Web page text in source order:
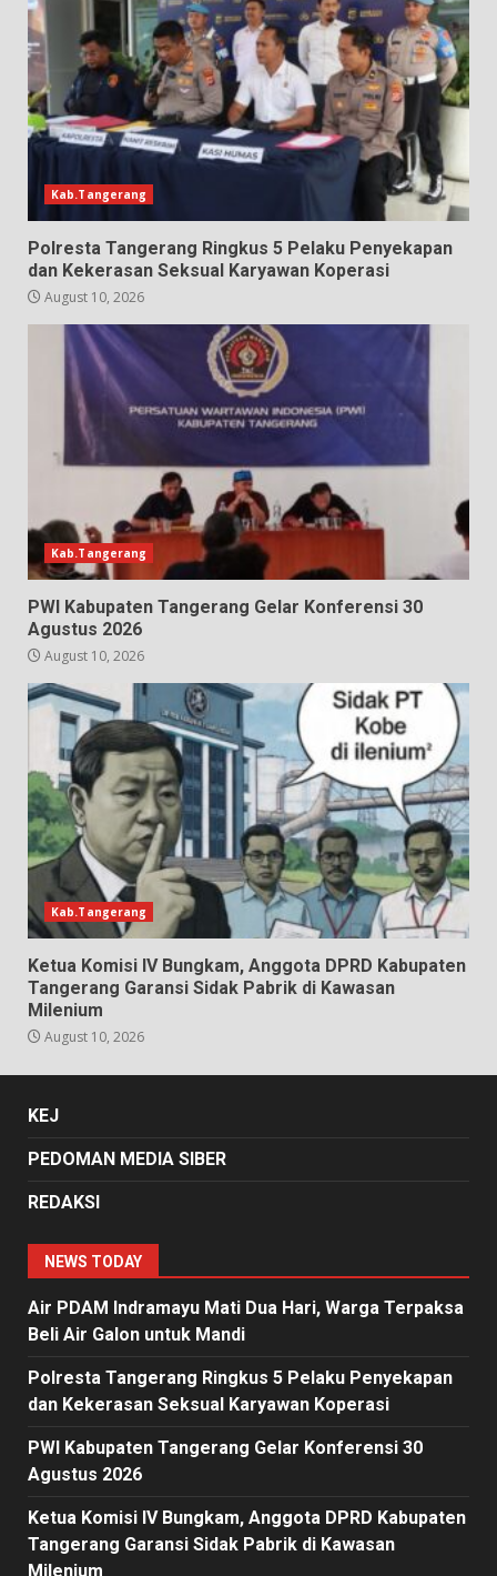
Kab.Tangerang
Polresta Tangerang Ringkus 5 Pelaku Penyekapan
dan Kekerasan Seksual Karyawan Koperasi
August 10, 2026
Kab.Tangerang
PWI Kabupaten Tangerang Gelar Konferensi 30
Agustus 2026
August 10, 2026
Kab.Tangerang
Ketua Komisi IV Bungkam, Anggota DPRD Kabupaten
Tangerang Garansi Sidak Pabrik di Kawasan
Milenium
August 10, 2026
KEJ
PEDOMAN MEDIA SIBER
REDAKSI
NEWS TODAY
Air PDAM Indramayu Mati Dua Hari, Warga Terpaksa
Beli Air Galon untuk Mandi
Polresta Tangerang Ringkus 5 Pelaku Penyekapan
dan Kekerasan Seksual Karyawan Koperasi
PWI Kabupaten Tangerang Gelar Konferensi 30
Agustus 2026
Ketua Komisi IV Bungkam, Anggota DPRD Kabupaten
Tangerang Garansi Sidak Pabrik di Kawasan
Milenium